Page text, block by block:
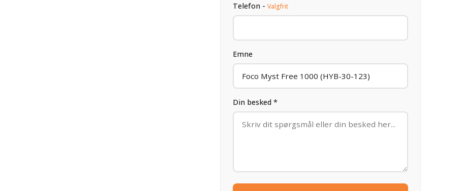
Telefon - Valgfrit
Emne
Din besked *